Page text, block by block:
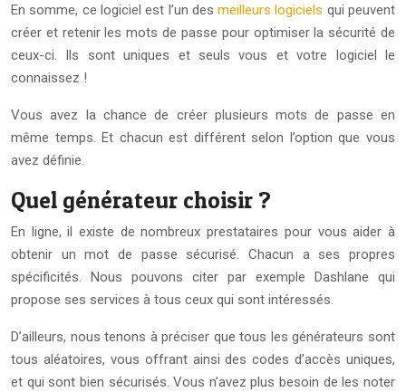
En somme, ce logiciel est l’un desmeilleurs logiciels qui peuvent
créer et retenir les mots de passe pour optimiser la sécurité de
ceux-ci. Ils sont uniques et seuls vous et votre logiciel le
connaissez !
Vous avez la chance de créer plusieurs mots de passe en
même temps. Et chacun est différent selon l’option que vous
avez définie.
Quel générateur choisir ?
En ligne, il existe de nombreux prestataires pour vous aider à
obtenir un mot de passe sécurisé. Chacun a ses propres
spécificités. Nous pouvons citer par exemple Dashlane qui
propose ses services à tous ceux qui sont intéressés.
D’ailleurs, nous tenons à préciser que tous les générateurs sont
tous aléatoires, vous offrant ainsi des codes d’accès uniques,
et qui sont bien sécurisés. Vous n’avez plus besoin de les noter